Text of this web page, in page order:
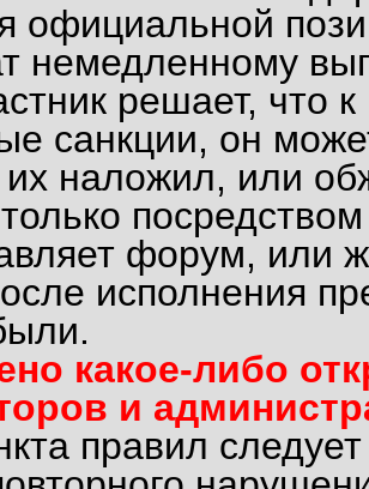
официальной
немедленному
решает, что
санкции, он
наложил, или
форум, или
исполнения
какое-либо
и
правил